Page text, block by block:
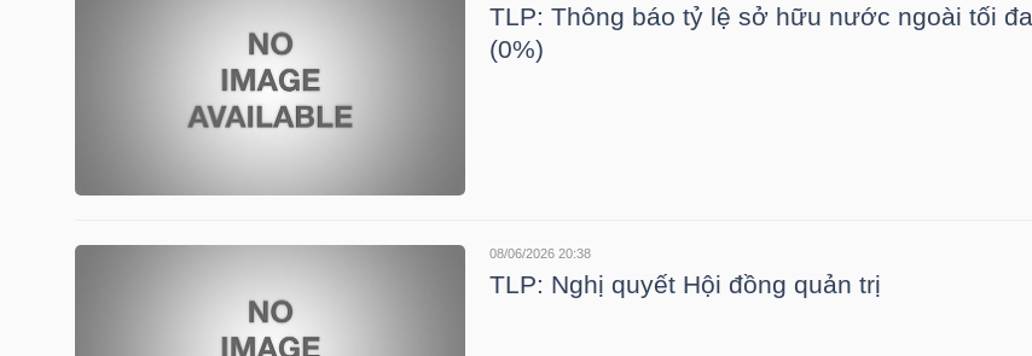
TLP: Thông báo tỷ lệ sở hữu nước ngoài tối đa
(0%)
08/06/2026 20:38
TLP: Nghị quyết Hội đồng quản trị